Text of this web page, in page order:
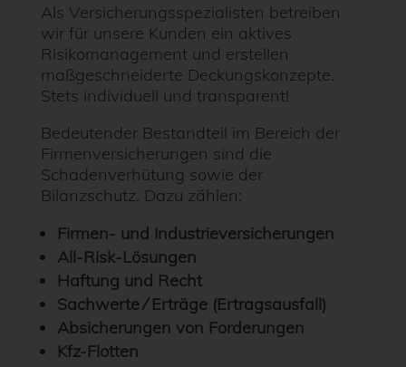
Als Versicherungsspezialisten betreiben
wir für unsere Kunden ein aktives
Risikomanagement und erstellen
maßgeschneiderte Deckungskonzepte.
Stets individuell und transparent!
Bedeutender Bestandteil im Bereich der
Firmenversicherungen sind die
Schadenverhütung sowie der
Bilanzschutz. Dazu zählen:
Firmen- und Industrieversicherungen
All-Risk-Lösungen
Haftung und Recht
Sachwerte ⁄ Erträge (Ertragsausfall)
Absicherungen von Forderungen
Kfz-Flotten